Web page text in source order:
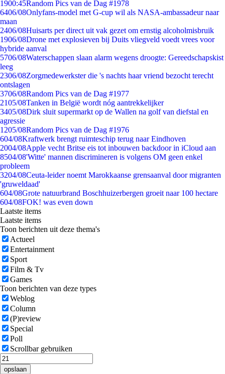
1900:45Random Pics van de Dag #1978
6406/08Onlyfans-model met G-cup wil als NASA-ambassadeur naar
maan
2406/08Huisarts per direct uit vak gezet om ernstig alcoholmisbruik
1906/08Drone met explosieven bij Duits vliegveld voedt vrees voor
hybride aanval
5706/08Waterschappen slaan alarm wegens droogte: Gereedschapskist
leeg
2306/08Zorgmedewerkster die 's nachts haar vriend bezocht terecht
ontslagen
3706/08Random Pics van de Dag #1977
2105/08Tanken in België wordt nóg aantrekkelijker
3405/08Dirk sluit supermarkt op de Wallen na golf van diefstal en
agressie
1205/08Random Pics van de Dag #1976
604/08Kraftwerk brengt ruimteschip terug naar Eindhoven
2004/08Apple vecht Britse eis tot inbouwen backdoor in iCloud aan
8504/08'Witte' mannen discrimineren is volgens OM geen enkel
probleem
3204/08Ceuta-leider noemt Marokkaanse grensaanval door migranten
'gruweldaad'
604/08Grote natuurbrand Boschhuizerbergen groeit naar 100 hectare
604/08FOK! was even down
Laatste items
Laatste items
Toon berichten uit deze thema's
Actueel
Entertainment
Sport
Film & Tv
Games
Toon berichten van deze types
Weblog
Column
(P)review
Special
Poll
Scrollbar gebruiken
opslaan